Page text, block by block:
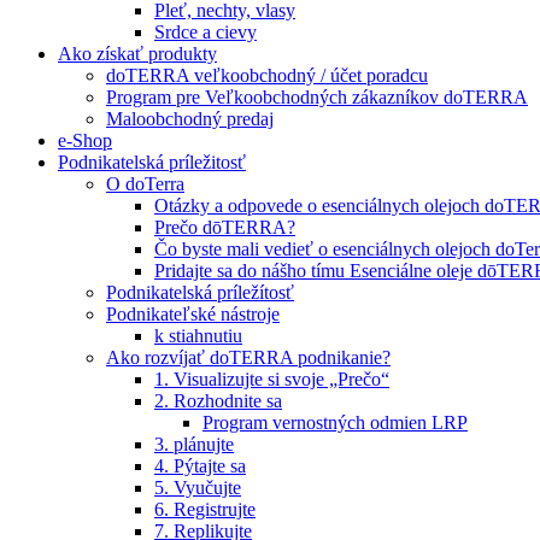
Pleť, nechty, vlasy
Srdce a cievy
Ako získať produkty
doTERRA veľkoobchodný / účet poradcu
Program pre Veľkoobchodných zákazníkov doTERRA
Maloobchodný predaj
e-Shop
Podnikatelská príležitosť
O doTerra
Otázky a odpovede o esenciálnych olejoch
Prečo dōTERRA?
Čo byste mali vedieť o esenciálnych olejoch
Pridajte sa do nášho tímu Esenciálne oleje
Podnikatelská príležítosť
Podnikateľské nástroje
k stiahnutiu
Ako rozvíjať doTERRA podnikanie?
1. Visualizujte si svoje „Prečo“
2. Rozhodnite sa
Program vernostných odmien LRP
3. plánujte
4. Pýtajte sa
5. Vyučujte
6. Registrujte
7. Replikujte